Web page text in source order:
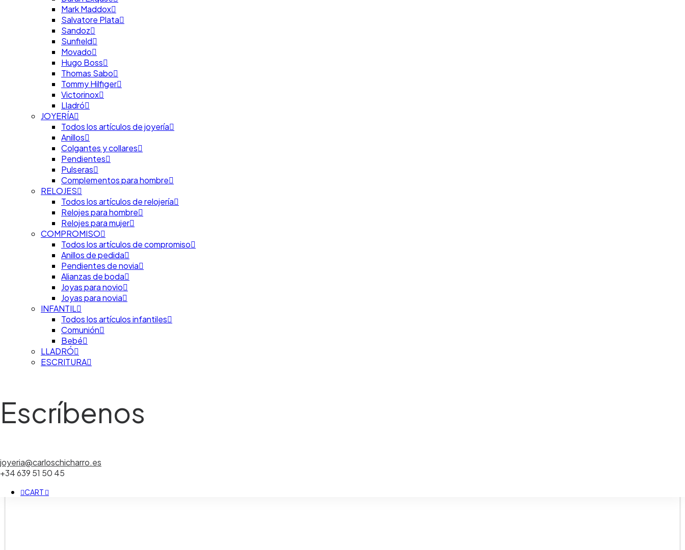
Mark Maddox
Salvatore Plata
Sandoz
Sunfield
Movado
Hugo Boss
Thomas Sabo
Tommy Hilfiger
Victorinox
Lladró
JOYERÍA
Todos los artículos de joyería
Anillos
Colgantes y collares
Pendientes
Pulseras
Complementos para hombre
RELOJES
Todos los artículos de relojería
Relojes para hombre
Relojes para mujer
COMPROMISO
Todos los artículos de compromiso
Anillos de pedida
Pendientes de novia
Alianzas de boda
Joyas para novio
Joyas para novia
INFANTIL
Todos los artículos infantiles
Comunión
Bebé
LLADRÓ
ESCRITURA
Escríbenos
joyeria@carloschicharro.es
+34 639 51 50 45
CART
Anillo fino acabado en oro con dos blue sandstone y un ojo de gato. Una joya fácil de integrar en tus looks diarios y que aportará la luz y el color ideales gracias a sus
piedras. Una colección inspirada en la luna que podrás lucir durante todo el año y que no te querrás quitar. Acómpañanos en este eclipse lunar creado por Sara
Carbonero para Agatha Paris y hazte con las joyas de moda.
Referencia: 02280040-109-50
También te recomendamos